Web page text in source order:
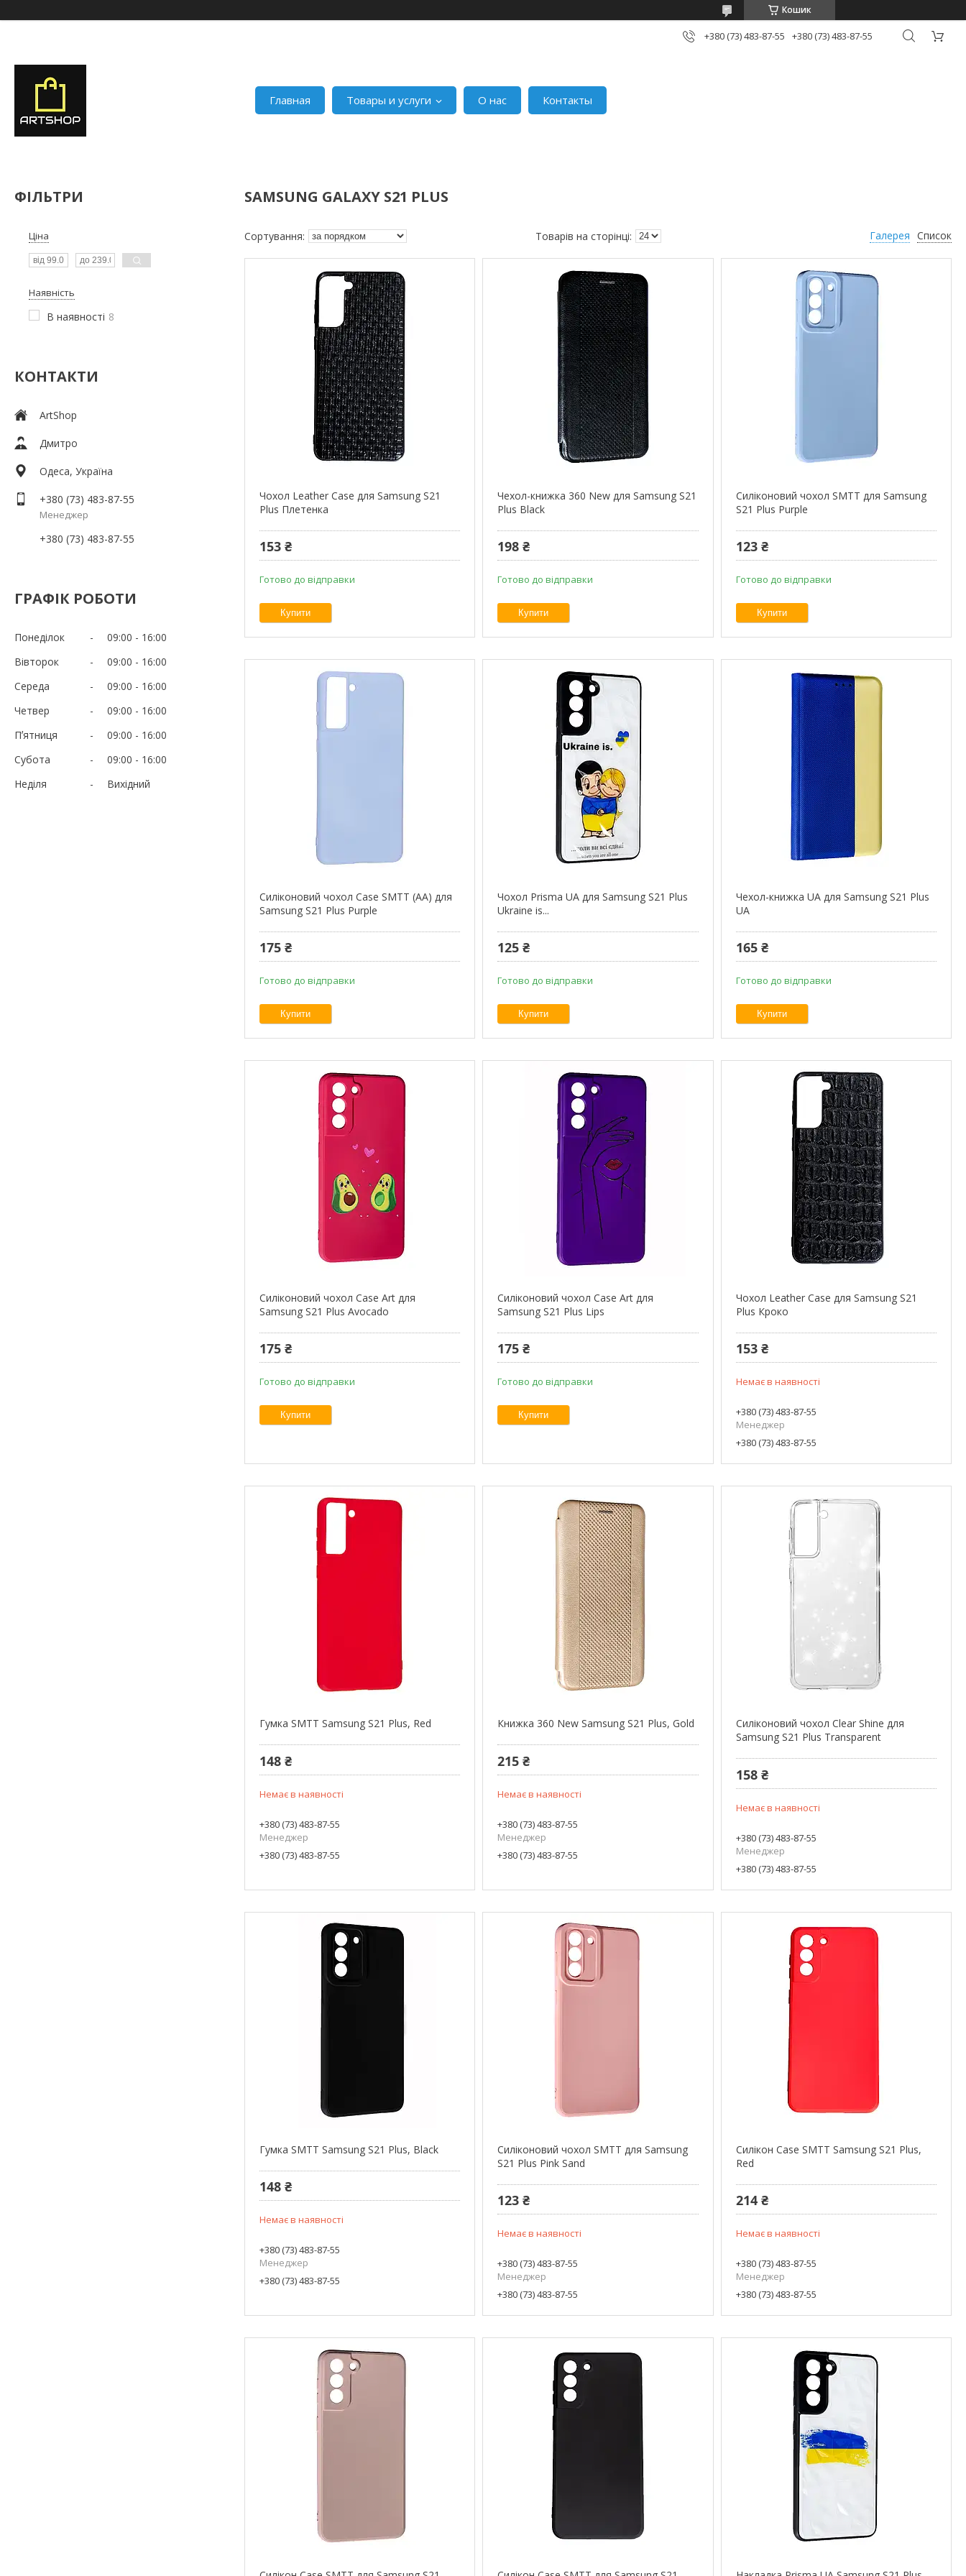
Кошик
+380 (73) 483-87-55 +380 (73) 483-87-55
Главная Товары и услуги О нас Контакты
ФІЛЬТРИ
Ціна
Наявність
В наявності 8
КОНТАКТИ
ArtShop
Дмитро
Одеса, Україна
+380 (73) 483-87-55
Менеджер
+380 (73) 483-87-55
ГРАФІК РОБОТИ
Понеділок 09:00
16:00
Вівторок
09:00
16:00
Середа
09:00
16:00
Четвер
09:00
16:00
Пʼятниця
09:00
16:00
Субота
09:00
16:00
Неділя
Вихідний
SAMSUNG GALAXY S21 PLUS
Галерея Список
Чохол Leather Case для Samsung S21
Plus Плетенка
153 ₴
Готово до відправки
Купити
Чехол-книжка 360 New для Samsung S21
Plus Black
198 ₴
Готово до відправки
Купити
Силіконовий чохол SMTT для Samsung
S21 Plus Purple
123 ₴
Готово до відправки
Купити
Силіконовий чохол Case SMTT (AA) для
Samsung S21 Plus Purple
175 ₴
Готово до відправки
Купити
Чохол Prisma UA для Samsung S21 Plus
Ukraine is...
125 ₴
Готово до відправки
Купити
Чехол-книжка UA для Samsung S21 Plus
UA
165 ₴
Готово до відправки
Купити
Силіконовий чохол Case Art для
Samsung S21 Plus Avocado
175 ₴
Готово до відправки
Купити
Силіконовий чохол Case Art для
Samsung S21 Plus Lips
175 ₴
Готово до відправки
Купити
Чохол Leather Case для Samsung S21
Plus Кроко
153 ₴
Немає в наявності
+380 (73) 483-87-55
Менеджер
+380 (73) 483-87-55
Гумка SMTT Samsung S21 Plus, Red
148 ₴
Немає в наявності
+380 (73) 483-87-55
Менеджер
+380 (73) 483-87-55
Книжка 360 New Samsung S21 Plus, Gold
215 ₴
Немає в наявності
+380 (73) 483-87-55
Менеджер
+380 (73) 483-87-55
Силіконовий чохол Clear Shine для
Samsung S21 Plus Transparent
158 ₴
Немає в наявності
+380 (73) 483-87-55
Менеджер
+380 (73) 483-87-55
Гумка SMTT Samsung S21 Plus, Black
148 ₴
Немає в наявності
+380 (73) 483-87-55
Менеджер
+380 (73) 483-87-55
Силіконовий чохол SMTT для Samsung
S21 Plus Pink Sand
123 ₴
Немає в наявності
+380 (73) 483-87-55
Менеджер
+380 (73) 483-87-55
Силікон Case SMTT Samsung S21 Plus,
Red
214 ₴
Немає в наявності
+380 (73) 483-87-55
Менеджер
+380 (73) 483-87-55